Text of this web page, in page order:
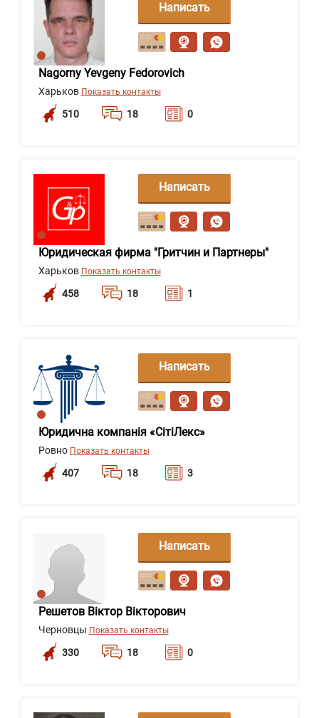
Nagorny Yevgeny Fedorovich
Харьков Показать контакты
510 18 0
Написать
сообщение
Юридическая фирма "Гритчин и Партнеры"
Харьков Показать контакты
458 18 1
Написать
сообщение
Юридична компанія «СітіЛекс»
Ровно Показать контакты
407 18 3
Написать
сообщение
Решетов Віктор Вікторович
Черновцы Показать контакты
330 18 0
Написать
сообщение